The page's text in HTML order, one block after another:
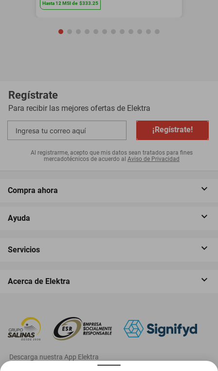
Hasta12 MSIde $333.25
Regístrate
Para recibir las mejores ofertas de Elektra
¡Regístrate!
Al registrarme, acepto que mis datos sean tratados para fines
mercadotécnicos de acuerdo al Aviso de Privacidad
Compra ahora
Ayuda
Servicios
Acerca de Elektra
‎ Descarga nuestra App Elektra